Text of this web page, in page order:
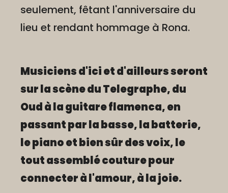
seulement, fêtant l'anniversaire du
lieu et rendant hommage à Rona.
Musiciens d'ici et d'ailleurs seront
sur la scène du Telegraphe, du
Oud à la guitare flamenca, en
passant par la basse, la batterie,
le piano et bien sûr des voix, le
tout assemblé couture pour
connecter à l'amour, à la joie.